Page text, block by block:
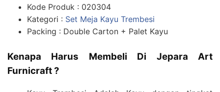
Kode Produk : 020304
Kategori : Set Meja Kayu Trembesi
Packing : Double Carton + Palet Kayu
Kenapa Harus Membeli Di Jepara Art
Furnicraft ?